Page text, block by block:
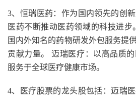
3、恒瑞医药：作为国内领先的创
医药不断推动医药领域的科技进
国内外知名的药物研发外包服务提
贡献力量。 迈瑞医疗：以高品质的
服务于全球医疗健康市场。
4、医疗股票的龙头股包括：迈瑞